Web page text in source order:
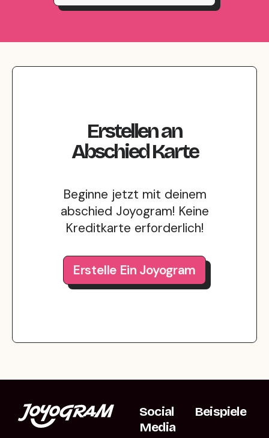
Erstellenan
AbschiedKarte
Beginne jetzt mit deinem
abschied Joyogram! Keine
Kreditkarte erforderlich!
Erstelle Ein Joyogram
Social
Media
Beispiele